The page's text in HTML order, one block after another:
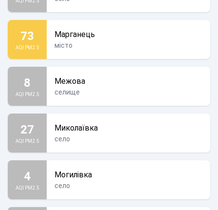
73
AQI PM2.5
Марганець
місто
8
AQI PM2.5
Межова
селище
27
AQI PM2.5
Миколаївка
село
4
AQI PM2.5
Могилівка
село